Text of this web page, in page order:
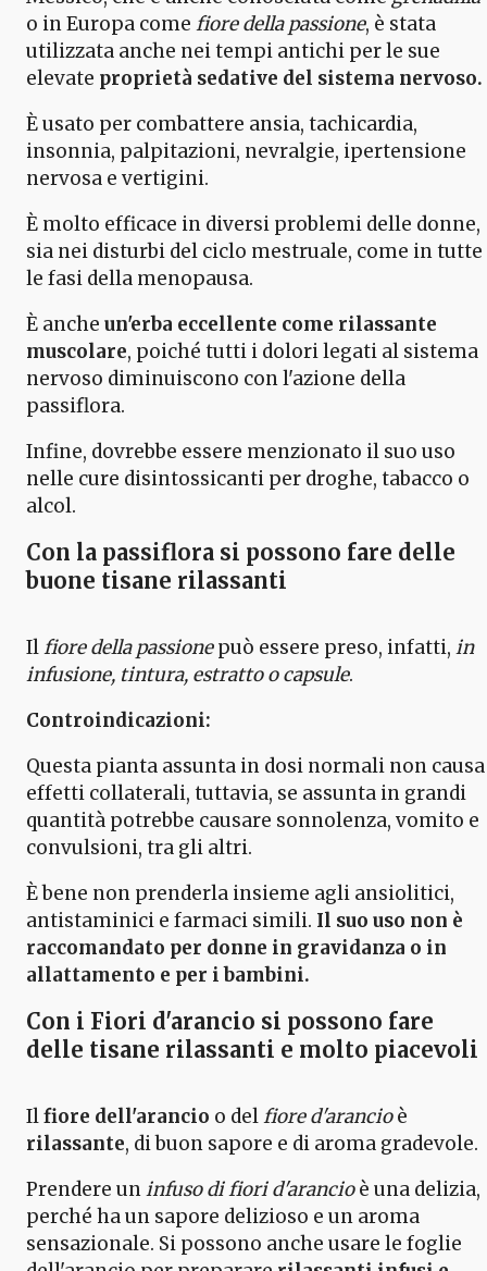
o in Europa come fiore della passione, è stata
utilizzata anche nei tempi antichi per le sue
elevate proprietà sedative del sistema nervoso.
È usato per combattere ansia, tachicardia,
insonnia, palpitazioni, nevralgie, ipertensione
nervosa e vertigini.
È molto efficace in diversi problemi delle donne,
sia nei disturbi del ciclo mestruale, come in tutte
le fasi della menopausa.
È anche un'erba eccellente come rilassante
muscolare, poiché tutti i dolori legati al sistema
nervoso diminuiscono con l'azione della
passiflora.
Infine, dovrebbe essere menzionato il suo uso
nelle cure disintossicanti per droghe, tabacco o
alcol.
Con la passiflora si possono fare delle
buone tisane rilassanti
Ilfiore della passionepuò essere preso, infatti, in
infusione, tintura, estratto o capsule.
Controindicazioni:
Questa pianta assunta in dosi normali non causa
effetti collaterali, tuttavia, se assunta in grandi
quantità potrebbe causare sonnolenza, vomito e
convulsioni, tra gli altri.
È bene non prenderla insieme agli ansiolitici,
antistaminici e farmaci simili. Il suo uso non è
raccomandato per donne in gravidanza o in
allattamento e per i bambini.
Con i Fiori d'arancio si possono fare
delle tisane rilassanti e molto piacevoli
Ilfiore dell'arancio o delfiore d'arancioè
rilassante, di buon sapore e di aroma gradevole.
Prendere uninfuso di fiori d'arancioè una delizia,
perché ha un sapore delizioso e un aroma
sensazionale. Si possono anche usare le foglie